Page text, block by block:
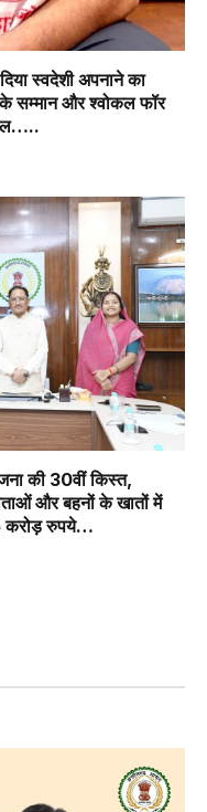
स्वदेशी अपनाने का
सम्मान और श्वोकल फॉर
की 30वीं किस्त,
और बहनों के खातों में
करोड़ रुपये…